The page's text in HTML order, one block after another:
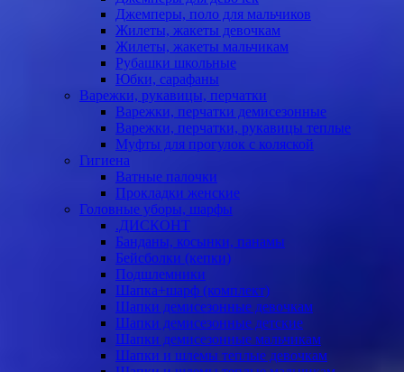
Джемперы, поло для мальчиков
Жилеты, жакеты девочкам
Жилеты, жакеты мальчикам
Рубашки школьные
Юбки, сарафаны
Варежки, рукавицы, перчатки
Варежки, перчатки демисезонные
Варежки, перчатки, рукавицы теплые
Муфты для прогулок с коляской
Гигиена
Ватные палочки
Прокладки женские
Головные уборы, шарфы
.ДИСКОНТ
Банданы, косынки, панамы
Бейсболки (кепки)
Подшлемники
Шапка+шарф (комплект)
Шапки демисезонные девочкам
Шапки демисезонные детские
Шапки демисезонные мальчикам
Шапки и шлемы теплые девочкам